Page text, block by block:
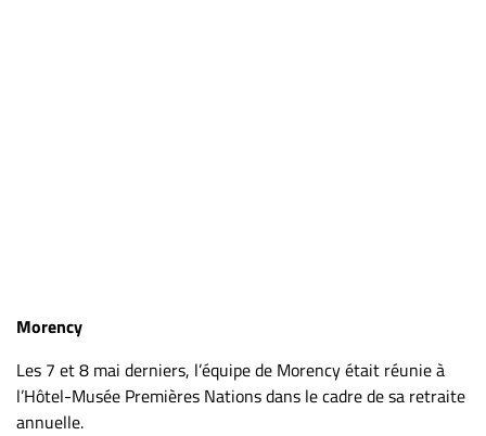
Morency
Les 7 et 8 mai derniers, l’équipe de Morency était réunie à
l’Hôtel-Musée Premières Nations dans le cadre de sa retraite
annuelle.